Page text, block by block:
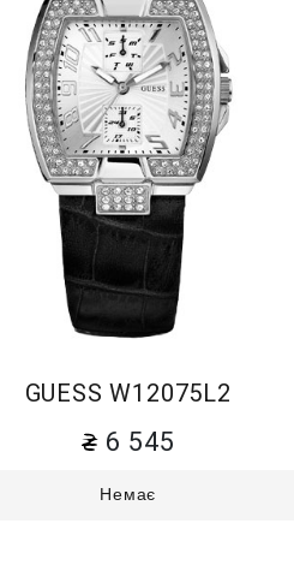
GUESS W12075L2
6 545
Немає